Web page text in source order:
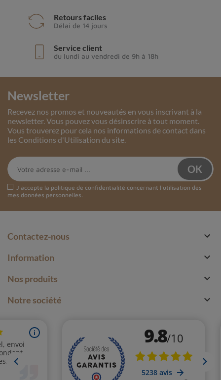
Retours faciles
Délai de 14 jours
Service client
du lundi au vendredi de 9h à 18h
Newsletter
Recevez nos promos et nouveautés en vous inscrivant à la
newsletter. Vous pouvez vous désinscrire à tout moment.
Vous trouverez pour cela nos informations de contact dans
les Conditions d'Utilisation du site.
J'accepte la politique de confidentialité concernant l'utilisation des
mes données personnelles.
Contactez-nous 
Information 
Nos produits 
Notre société 